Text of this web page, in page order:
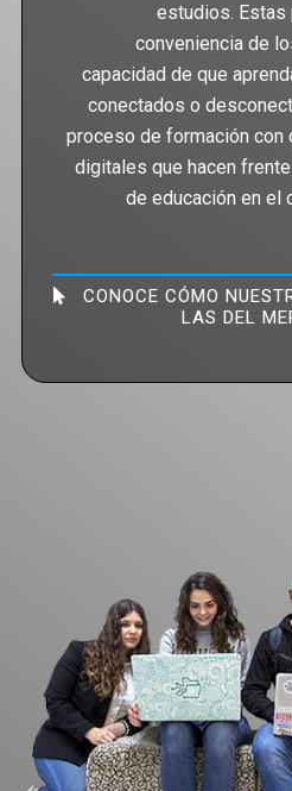
estudios. Estas
conveniencia de
capacidad de que
conectados o
proceso de formación con
digitales que hacen
de educación en el
CONOCE CÓMO
LAS DEL